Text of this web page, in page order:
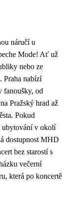
náručí u
Mode! Ať už
nebo ze
Praha nabízí
fanoušky, od
Pražský hrad až
Pokud
ubytování v okolí
dostupnost MHD
bez starostí s
večerní
která po koncertě